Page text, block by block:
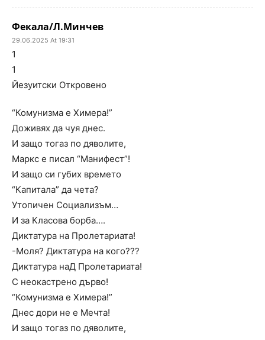
Фекала/Л.Минчев
29.06.2025 At 19:31
1
1
Йезуитски Откровено
“Комунизма е Химера!”
Доживях да чуя днес.
И защо тогаз по дяволите,
Маркс е писал “Манифест”!
И защо си губих времето
“Капитала” да чета?
Утопичен Социализъм…
И за Класова борба….
Диктатура на Пролетариата!
-Моля? Диктатура на кого???
Диктатура наД Пролетариата!
С неокастрено дърво!
“Комунизма е Химера!”
Днес дори не е Мечта!
И защо тогаз по дяволите,